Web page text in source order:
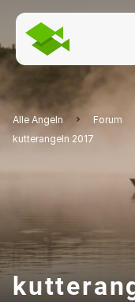
Alle Angeln Forum
kutterangeln 2017